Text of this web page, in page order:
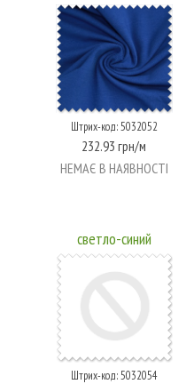
Штрих-код: 5032052
232.93 грн/м
НЕМАЄ В НАЯВНОСТІ
светло-синий
Штрих-код: 5032054